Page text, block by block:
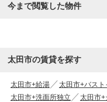
今まで閲覧した物件
太田市の賃貸を探す
太田市+給湯 太田市+バスト
太田市+洗面所独立
太田市+